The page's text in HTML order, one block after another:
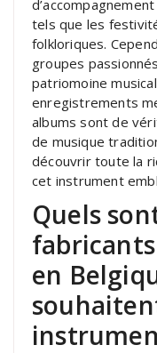
tels que les
folkloriques.
groupes
patriomoine
enregistrements
albums sont de
de musique
découvrir toute la
cet instrument
Quels
en